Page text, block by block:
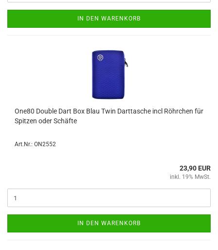
IN DEN WARENKORB
One80 Dou­ble Dart Box Blau Twin Dart­ta­sche incl Röhr­chen für
Spit­zen oder Schäf­te
Art.Nr.: ON2552
23,90 EUR
inkl. 19% MwSt.
IN DEN WARENKORB